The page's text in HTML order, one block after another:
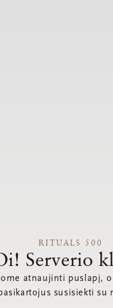
RITUALS 500
Serverio
atnaujinti puslapį,
susisiekti su